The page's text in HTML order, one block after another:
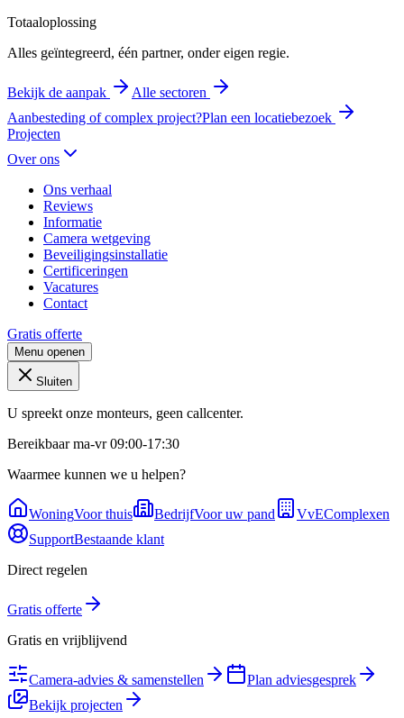
Totaaloplossing
Alles geïntegreerd, één partner, onder eigen regie.
Bekijk de aanpak
Alle sectoren
Aanbesteding of complex project?Plan een locatiebezoek
Projecten
Over ons
Ons verhaal
Reviews
Informatie
Camera wetgeving
Beveiligingsinstallatie
Certificeringen
Vacatures
Contact
Gratis offerte
Menu openen
Sluiten
U spreekt onze monteurs, geen callcenter.
Bereikbaar ma-vr 09:00-17:30
Waarmee kunnen we u helpen?
WoningVoor thuis BedrijfVoor uw pand VvEComplexen
SupportBestaande klant
Direct regelen
Gratis offerte
Gratis en vrijblijvend
Camera-advies & samenstellen
Plan adviesgesprek
Bekijk projecten